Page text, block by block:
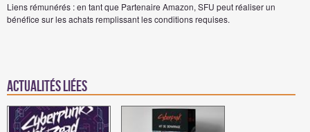
Liens rémunérés : en tant que Partenaire Amazon, SFU peut réaliser un
bénéfice sur les achats remplissant les conditions requises.
Actualités Liées